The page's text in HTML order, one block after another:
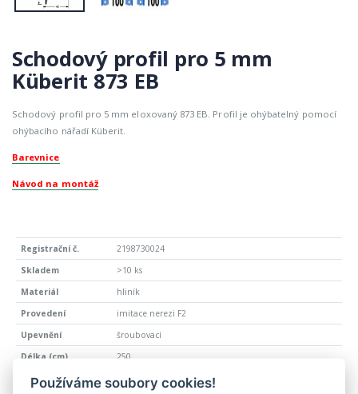
Schodový profil pro 5 mm
Küberit 873 EB
Schodový profil pro 5 mm eloxovaný 873 EB. Profil je ohýbatelný pomocí
ohýbacího nářadí Küberit.
Barevnice
Návod na montáž
2198730024
>10 ks
hliník
imitace nerezi F2
šroubovací
250
1 181,00 Kč
Používáme soubory cookies!